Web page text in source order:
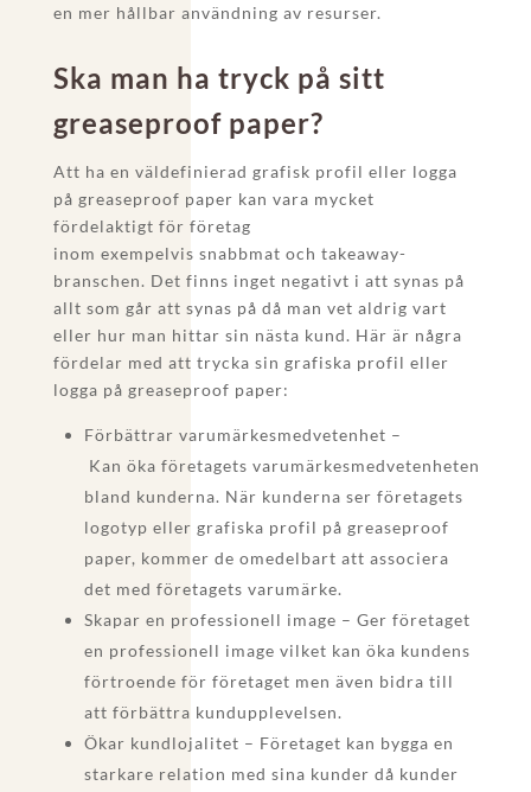
en mer hållbar användning av resurser.
Ska man ha tryck på sitt
greaseproof paper?
Att ha en väldefinierad grafisk profil eller logga
på greaseproof paper kan vara mycket
fördelaktigt för företag
inom exempelvis snabbmat och takeaway-
branschen. Det finns inget negativt i att synas på
allt som går att synas på då man vet aldrig vart
eller hur man hittar sin nästa kund. Här är några
fördelar med att trycka sin grafiska profil eller
logga på greaseproof paper:
Förbättrar varumärkesmedvetenhet –
Kan öka företagets varumärkesmedvetenheten
bland kunderna. När kunderna ser företagets
logotyp eller grafiska profil på greaseproof
paper, kommer de omedelbart att associera
det med företagets varumärke.
Skapar en professionell image – Ger företaget
en professionell image vilket kan öka kundens
förtroende för företaget men även bidra till
att förbättra kundupplevelsen.
Ökar kundlojalitet – Företaget kan bygga en
starkare relation med sina kunder då kunder